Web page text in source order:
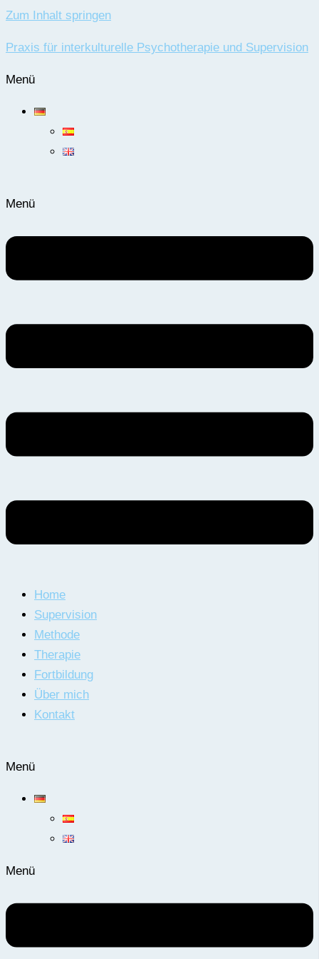
Zum Inhalt springen
Praxis für interkulturelle Psychotherapie und Supervision
Menü
Menü
Home
Supervision
Methode
Therapie
Fortbildung
Über mich
Kontakt
Menü
Menü